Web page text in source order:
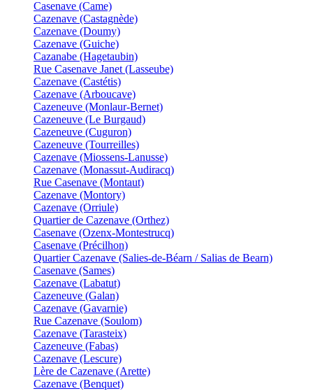
Casenave (Came)
Cazenave (Castagnède)
Cazenave (Doumy)
Cazenave (Guiche)
Cazanabe (Hagetaubin)
Rue Casenave Janet (Lasseube)
Cazenave (Castétis)
Cazenave (Arboucave)
Cazeneuve (Monlaur-Bernet)
Cazeneuve (Le Burgaud)
Cazeneuve (Cuguron)
Cazeneuve (Tourreilles)
Cazenave (Miossens-Lanusse)
Cazenave (Monassut-Audiracq)
Rue Casenave (Montaut)
Cazenave (Montory)
Cazenave (Orriule)
Quartier de Cazenave (Orthez)
Casenave (Ozenx-Montestrucq)
Casenave (Précilhon)
Quartier Cazenave (Salies-de-Béarn / Salias de Bearn)
Casenave (Sames)
Cazenave (Labatut)
Cazeneuve (Galan)
Cazenave (Gavarnie)
Rue Cazenave (Soulom)
Cazenave (Tarasteix)
Cazeneuve (Fabas)
Cazenave (Lescure)
Lère de Cazenave (Arette)
Cazenave (Benquet)